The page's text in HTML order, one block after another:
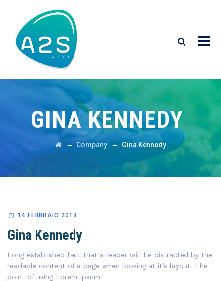
GINA KENNEDY
→ Company→ Gina Kennedy
14 FEBBRAIO 2018
Gina Kennedy
Long established fact that a reader will be distracted by the
readable content of a page when looking at it’s layout. The
point of using Lorem Ipsum